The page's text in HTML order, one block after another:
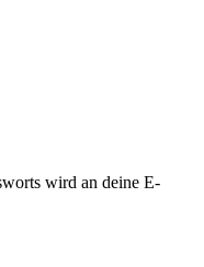
wird an deine E-